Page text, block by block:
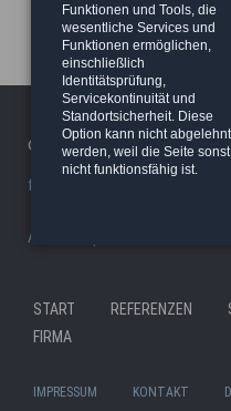
© 2026 Haeger Stunt &
facility/studio
AP8actionpact
START REFERENZEN
FIRMA
überspringen
IMPRESSUM KONTAKT
Funktionen und Tools, die
wesentliche Services und
Funktionen ermöglichen,
einschließlich
Identitätsprüfung,
Servicekontinuität und
Standortsicherheit. Diese
Option kann nicht abgelehnt
werden, weil die Seite sonst
nicht funktionsfähig ist.